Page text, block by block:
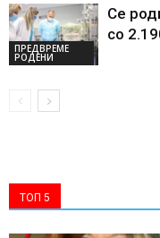
ПРЕДВРЕМЕ
РОДЕНИ
Се
со
ТОП 5